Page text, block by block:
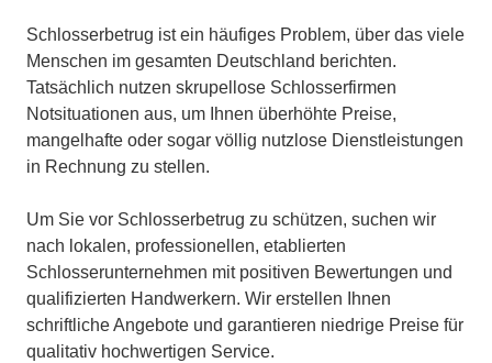
Schlosserbetrug ist ein häufiges Problem, über das viele
Menschen im gesamten Deutschland berichten.
Tatsächlich nutzen skrupellose Schlosserfirmen
Notsituationen aus, um Ihnen überhöhte Preise,
mangelhafte oder sogar völlig nutzlose Dienstleistungen
in Rechnung zu stellen.
Um Sie vor Schlosserbetrug zu schützen, suchen wir
nach lokalen, professionellen, etablierten
Schlosserunternehmen mit positiven Bewertungen und
qualifizierten Handwerkern. Wir erstellen Ihnen
schriftliche Angebote und garantieren niedrige Preise für
qualitativ hochwertigen Service.